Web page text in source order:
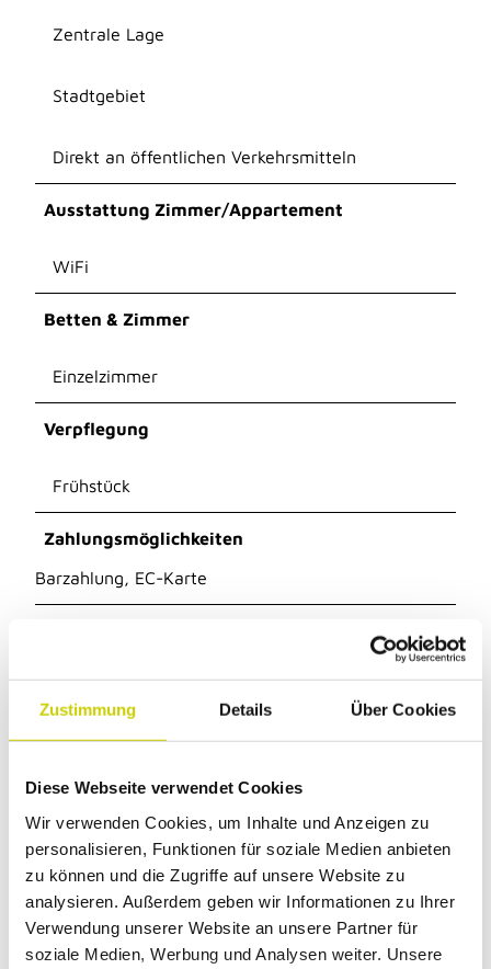
Zustimmung Details Über Cookies
Diese Webseite verwendet Cookies
Wir verwenden Cookies, um Inhalte und Anzeigen zu
personalisieren, Funktionen für soziale Medien anbieten
zu können und die Zugriffe auf unsere Website zu
analysieren. Außerdem geben wir Informationen zu Ihrer
Verwendung unserer Website an unsere Partner für
soziale Medien, Werbung und Analysen weiter. Unsere
Zentrale Lage
Stadtgebiet
Direkt an öffentlichen Verkehrsmitteln
Ausstattung Zimmer/Appartement
WiFi
Betten & Zimmer
Einzelzimmer
Verpflegung
Frühstück
Zahlungsmöglichkeiten
Barzahlung, EC-Karte
Preisinformationen
Preise auf Anfrage
Ansprechpartner:in
Herr Igor Medjedovic
Autor:in
Amt für Kultur und Tourismus